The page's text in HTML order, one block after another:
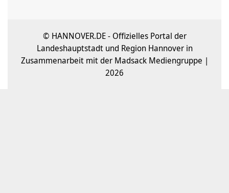
© HANNOVER.DE - Offizielles Portal der
Landeshauptstadt und Region Hannover in
Zusammenarbeit mit der Madsack Mediengruppe |
2026